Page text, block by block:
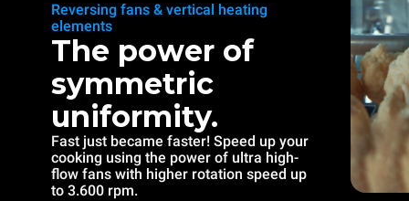
Reversing fans & vertical heating
elements
The power of
symmetric
uniformity.
Fast just became faster! Speed up your
cooking using the power of ultra high-
flow fans with higher rotation speed up
to 3.600 rpm.